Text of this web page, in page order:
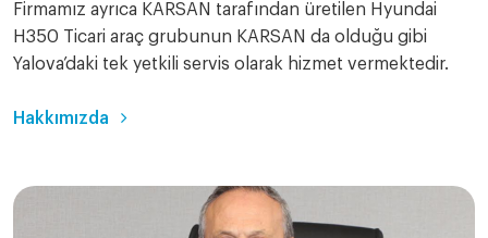
Firmamız ayrıca KARSAN tarafından üretilen Hyundai
H350 Ticari araç grubunun KARSAN da olduğu gibi
Yalova’daki tek yetkili servis olarak hizmet vermektedir.
Hakkımızda